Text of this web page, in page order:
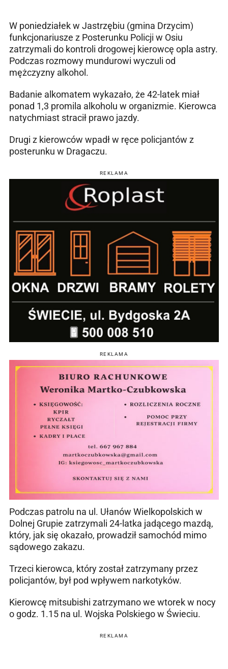
W poniedziałek w Jastrzębiu (gmina Drzycim)
funkcjonariusze z Posterunku Policji w Osiu
zatrzymali do kontroli drogowej kierowcę opla astry.
Podczas rozmowy mundurowi wyczuli od
mężczyzny alkohol.
Badanie alkomatem wykazało, że 42-latek miał
ponad 1,3 promila alkoholu w organizmie. Kierowca
natychmiast stracił prawo jazdy.
Drugi z kierowców wpadł w ręce policjantów z
posterunku w Dragaczu.
REKLAMA
REKLAMA
Podczas patrolu na ul. Ułanów Wielkopolskich w
Dolnej Grupie zatrzymali 24-latka jadącego mazdą,
który, jak się okazało, prowadził samochód mimo
sądowego zakazu.
Trzeci kierowca, który został zatrzymany przez
policjantów, był pod wpływem narkotyków.
Kierowcę mitsubishi zatrzymano we wtorek w nocy
o godz. 1.15 na ul. Wojska Polskiego w Świeciu.
REKLAMA